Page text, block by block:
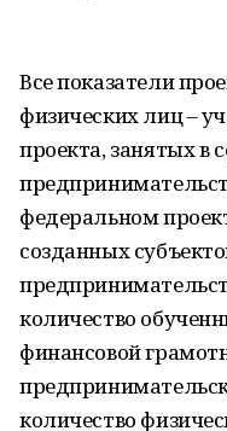
Все показатели
физических лиц –
проекта, занятых в
федеральном
созданных
количество
финансовой
количество